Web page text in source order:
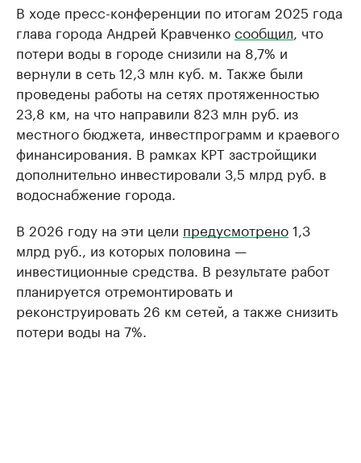
В ходе пресс-конференции по итогам 2025 года
глава города Андрей Кравченкосообщил , что
потери воды в городе снизили на 8,7% и
вернули в сеть 12,3 млн куб. м. Также были
проведены работы на сетях протяженностью
23,8 км, на что направили 823 млн руб. из
местного бюджета, инвестпрограмм и краевого
финансирования. В рамках КРТ застройщики
дополнительно инвестировали 3,5 млрд руб. в
водоснабжение города.
В 2026 году на эти цели предусмотрено1,3
млрд руб., из которых половина —
инвестиционные средства. В результате работ
планируется отремонтировать и
реконструировать 26 км сетей, а также снизить
потери воды на 7%.